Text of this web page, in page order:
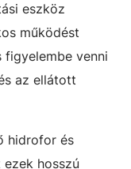
eszköz
működést
venni
az ellátott
hidrofor és
hosszú